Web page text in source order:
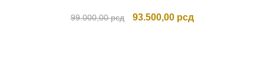
99.000,00рсд
Originalna
93.500,00 рсдTrenutna